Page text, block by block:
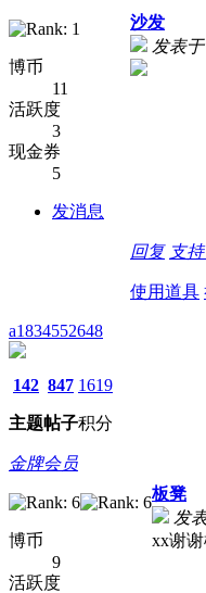
博币
11
活跃度
3
现金券
5
发消息
沙发
发表于
回复 支持
使用道具
a1834552648
142
主题
847
帖子
1619
积分
金牌会员
博币
9
活跃度
板凳
发
xx谢